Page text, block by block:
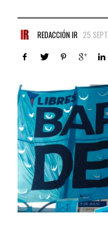
REDACCIÓN IR 25